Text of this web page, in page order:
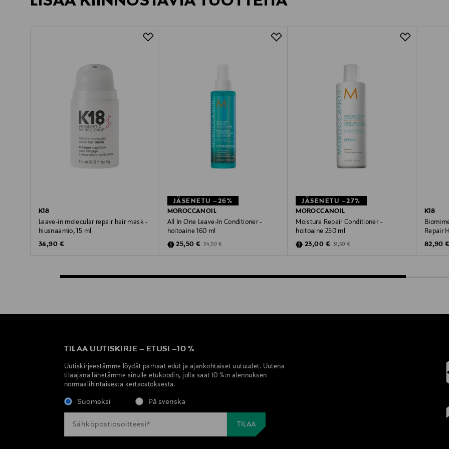
K18
Leave-in molecular repair hair mask -
hiusnaamio, 15 ml
Original Price
34,90 €
JÄSENETU –26%
MOROCCANOIL
All In One Leave-In Conditioner -
hoitoaine 160 ml
Discounted Price
25,50 € Original Price
34,50 €
JÄSENETU –27%
MOROCCANOIL
Moisture Repair Conditioner -
hoitoaine 250 ml
Discounted Price
23,00 € Original Price
31,50 €
K18
Repair
Original
82,90 €
TILAA UUTISKIRJE – ETUSI –10 %
Uutiskirjeestämme löydät parhaat edut ja ajankohtaiset uutuudet. Uutena
tilaajana lähetämme sinulle etukoodin, jolla saat 10 %:n alennuksen
normaalihintaisesta kertaostoksesta.
Suomeksi På svenska